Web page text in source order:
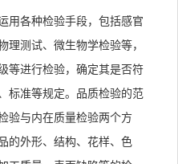
各种检验手段，包括感官
理测试、微生物学检验等，
等进行检验，确定其是否符
标准等规定。品质检验的范
验与内在质量检验两个方
的外形、结构、花样、色